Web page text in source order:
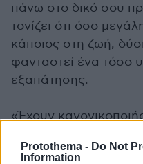
Protothema - Do Not
Information
πάνω στο δικό σου
τονίζει ότι όσο
κάποιος στη ζωή,
φανταστεί ένα τόσο
εξαπάτησης.
«Έχουν
βαθμό, που όταν
σου καίει